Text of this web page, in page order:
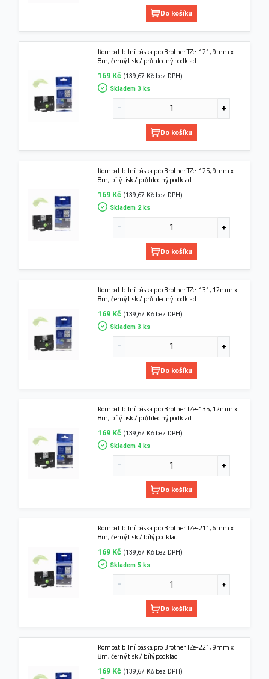
Do košíku
Kompatibilní páska pro Brother TZe-121, 9mm x
8m, černý tisk / průhledný podklad
169 Kč (139,67 Kč bez DPH)
Skladem 3 ks
Do košíku
Kompatibilní páska pro Brother TZe-125, 9mm x
8m, bílý tisk / průhledný podklad
169 Kč (139,67 Kč bez DPH)
Skladem 2 ks
Do košíku
Kompatibilní páska pro Brother TZe-131, 12mm x
8m, černý tisk / průhledný podklad
169 Kč (139,67 Kč bez DPH)
Skladem 3 ks
Do košíku
Kompatibilní páska pro Brother TZe-135, 12mm x
8m, bílý tisk / průhledný podklad
169 Kč (139,67 Kč bez DPH)
Skladem 4 ks
Do košíku
Kompatibilní páska pro Brother TZe-211, 6mm x
8m, černý tisk / bílý podklad
169 Kč (139,67 Kč bez DPH)
Skladem 5 ks
Do košíku
Kompatibilní páska pro Brother TZe-221, 9mm x
8m, černý tisk / bílý podklad
169 Kč (139,67 Kč bez DPH)